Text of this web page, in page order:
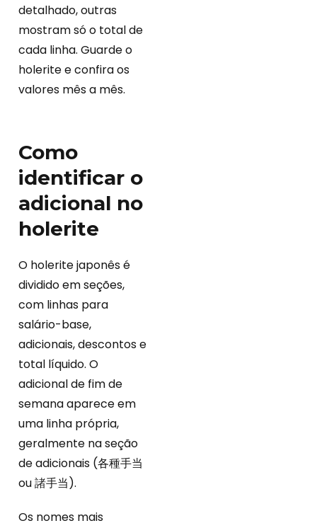
detalhado, outras
mostram só o total de
cada linha. Guarde o
holerite e confira os
valores mês a mês.
Como
identificar o
adicional no
holerite
O holerite japonês é
dividido em seções,
com linhas para
salário-base,
adicionais, descontos e
total líquido. O
adicional de fim de
semana aparece em
uma linha própria,
geralmente na seção
de adicionais (各種手当
ou 諸手当).
Os nomes mais